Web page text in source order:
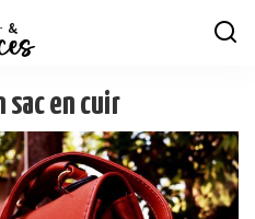
sac en cuir